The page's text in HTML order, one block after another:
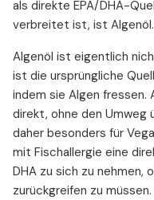
als direkte EPA/DHA-
verbreitet ist, ist Algenöl.
Algenöl ist eigentlich
ist die ursprüngliche
indem sie Algen
direkt, ohne den Umweg
daher besonders für
mit Fischallergie eine
DHA zu sich zu nehmen,
zurückgreifen zu müssen.